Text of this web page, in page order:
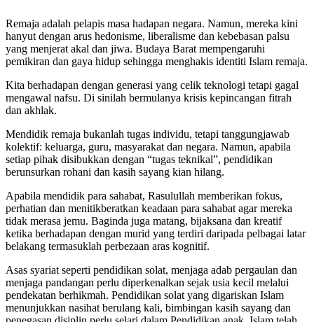
Remaja adalah pelapis masa hadapan negara. Namun, mereka kini
hanyut dengan arus hedonisme, liberalisme dan kebebasan palsu
yang menjerat akal dan jiwa. Budaya Barat mempengaruhi
pemikiran dan gaya hidup sehingga menghakis identiti Islam remaja.
Kita berhadapan dengan generasi yang celik teknologi tetapi gagal
mengawal nafsu. Di sinilah bermulanya krisis kepincangan fitrah
dan akhlak.
Mendidik remaja bukanlah tugas individu, tetapi tanggungjawab
kolektif: keluarga, guru, masyarakat dan negara. Namun, apabila
setiap pihak disibukkan dengan “tugas teknikal”, pendidikan
berunsurkan rohani dan kasih sayang kian hilang.
Apabila mendidik para sahabat, Rasulullah memberikan fokus,
perhatian dan menitikberatkan keadaan para sahabat agar mereka
tidak merasa jemu. Baginda juga matang, bijaksana dan kreatif
ketika berhadapan dengan murid yang terdiri daripada pelbagai latar
belakang termasuklah perbezaan aras kognitif.
Asas syariat seperti pendidikan solat, menjaga adab pergaulan dan
menjaga pandangan perlu diperkenalkan sejak usia kecil melalui
pendekatan berhikmah. Pendidikan solat yang digariskan Islam
menunjukkan nasihat berulang kali, bimbingan kasih sayang dan